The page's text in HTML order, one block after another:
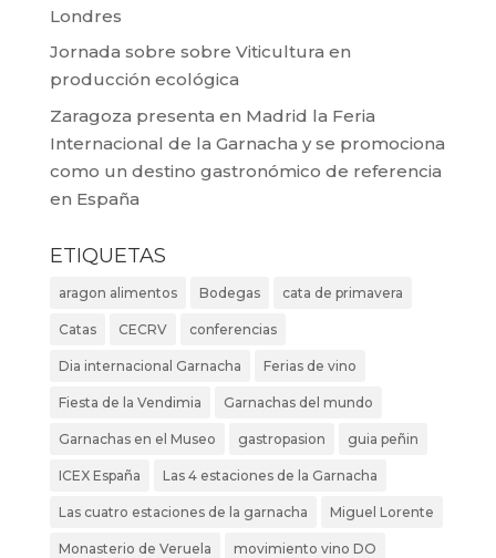
Londres
Jornada sobre sobre Viticultura en
producción ecológica
Zaragoza presenta en Madrid la Feria
Internacional de la Garnacha y se promociona
como un destino gastronómico de referencia
en España
ETIQUETAS
aragon alimentos Bodegas cata de primavera
Catas CECRV conferencias
Dia internacional Garnacha Ferias de vino
Fiesta de la Vendimia Garnachas del mundo
Garnachas en el Museo gastropasion guia peñin
ICEX España Las 4 estaciones de la Garnacha
Las cuatro estaciones de la garnacha Miguel Lorente
Monasterio de Veruela movimiento vino DO